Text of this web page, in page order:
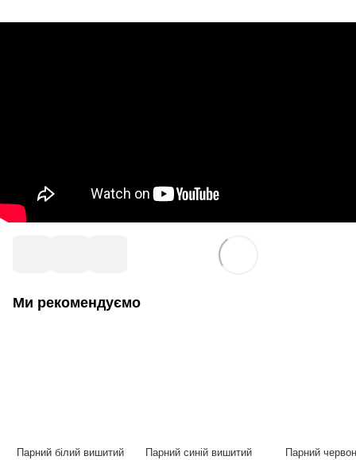
Ми рекомендуємо
Парний білий вишитий
Парний синій вишитий
Парний